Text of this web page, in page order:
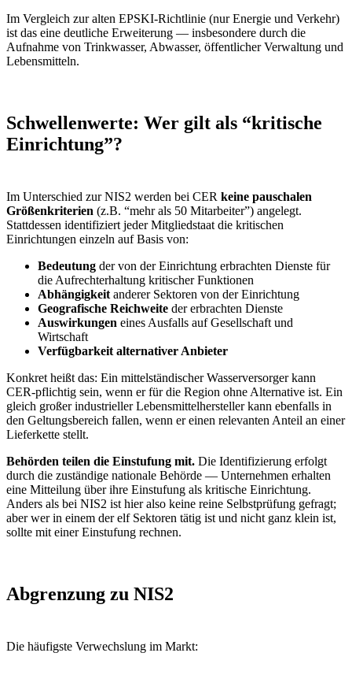
Im Vergleich zur alten EPSKI-Richtlinie (nur Energie und Verkehr)
ist das eine deutliche Erweiterung — insbesondere durch die
Aufnahme von Trinkwasser, Abwasser, öffentlicher Verwaltung und
Lebensmitteln.
Schwellenwerte: Wer gilt als “kritische
Einrichtung”?
Im Unterschied zur NIS2 werden bei CER keine pauschalen
Größenkriterien (z.B. “mehr als 50 Mitarbeiter”) angelegt.
Stattdessen identifiziert jeder Mitgliedstaat die kritischen
Einrichtungen einzeln auf Basis von:
Bedeutung der von der Einrichtung erbrachten Dienste für
die Aufrechterhaltung kritischer Funktionen
Abhängigkeit anderer Sektoren von der Einrichtung
Geografische Reichweite der erbrachten Dienste
Auswirkungen eines Ausfalls auf Gesellschaft und
Wirtschaft
Verfügbarkeit alternativer Anbieter
Konkret heißt das: Ein mittelständischer Wasserversorger kann
CER-pflichtig sein, wenn er für die Region ohne Alternative ist. Ein
gleich großer industrieller Lebensmittelhersteller kann ebenfalls in
den Geltungsbereich fallen, wenn er einen relevanten Anteil an einer
Lieferkette stellt.
Behörden teilen die Einstufung mit. Die Identifizierung erfolgt
durch die zuständige nationale Behörde — Unternehmen erhalten
eine Mitteilung über ihre Einstufung als kritische Einrichtung.
Anders als bei NIS2 ist hier also keine reine Selbstprüfung gefragt;
aber wer in einem der elf Sektoren tätig ist und nicht ganz klein ist,
sollte mit einer Einstufung rechnen.
Abgrenzung zu NIS2
Die häufigste Verwechslung im Markt: